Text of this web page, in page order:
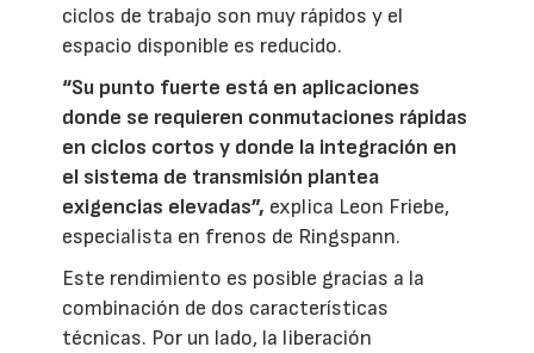
ciclos de trabajo son muy rápidos y el
espacio disponible es reducido.
“Su punto fuerte está en aplicaciones
donde se requieren conmutaciones rápidas
en ciclos cortos y donde la integración en
el sistema de transmisión plantea
exigencias elevadas”, explica Leon Friebe,
especialista en frenos de Ringspann.
Este rendimiento es posible gracias a la
combinación de dos características
técnicas. Por un lado, la liberación